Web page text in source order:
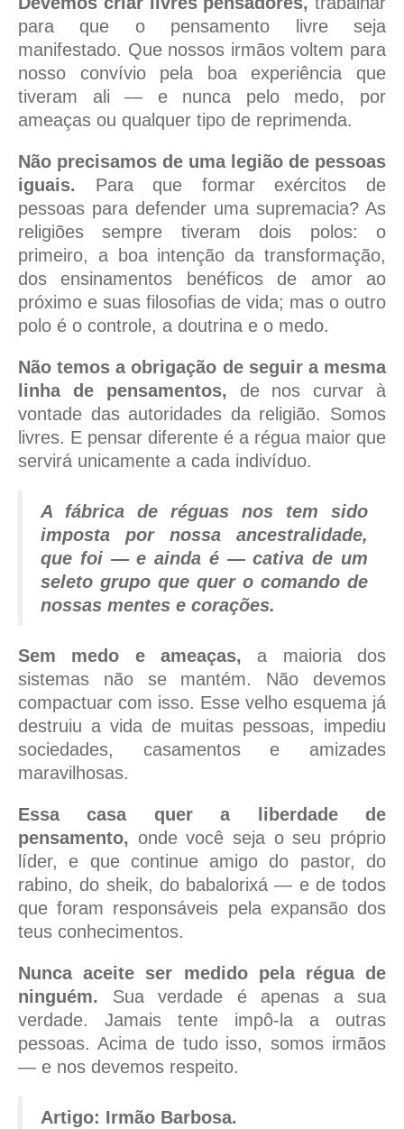
para que o pensamento livre seja
manifestado. Que nossos irmãos voltem para
nosso convívio pela boa experiência que
tiveram ali — e nunca pelo medo, por
ameaças ou qualquer tipo de reprimenda.
Não precisamos de uma legião de pessoas
iguais. Para que formar exércitos de
pessoas para defender uma supremacia? As
religiões sempre tiveram dois polos: o
primeiro, a boa intenção da transformação,
dos ensinamentos benéficos de amor ao
próximo e suas filosofias de vida; mas o outro
polo é o controle, a doutrina e o medo.
Não temos a obrigação de seguir a mesma
linha de pensamentos, de nos curvar à
vontade das autoridades da religião. Somos
livres. E pensar diferente é a régua maior que
servirá unicamente a cada indivíduo.
A fábrica de réguas nos tem sido
imposta por nossa ancestralidade,
que foi — e ainda é — cativa de um
seleto grupo que quer o comando de
nossas mentes e corações.
Sem medo e ameaças, a maioria dos
sistemas não se mantém. Não devemos
compactuar com isso. Esse velho esquema já
destruiu a vida de muitas pessoas, impediu
sociedades, casamentos e amizades
maravilhosas.
Essa casa quer a liberdade de
pensamento, onde você seja o seu próprio
líder, e que continue amigo do pastor, do
rabino, do sheik, do babalorixá — e de todos
que foram responsáveis pela expansão dos
teus conhecimentos.
Nunca aceite ser medido pela régua de
ninguém. Sua verdade é apenas a sua
verdade. Jamais tente impô-la a outras
pessoas. Acima de tudo isso, somos irmãos
— e nos devemos respeito.
Artigo: Irmão Barbosa.